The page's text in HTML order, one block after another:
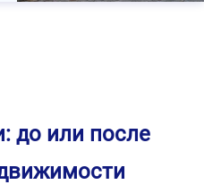
до или после